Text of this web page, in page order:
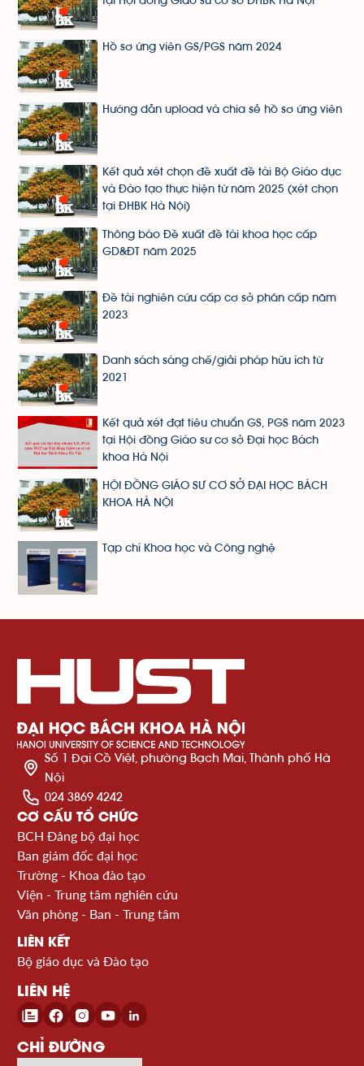
Hồ sơ ứng viên GS/PGS năm 2024
Hướng dẫn upload và chia sẻ hồ sơ ứng viên
Kết quả xét chọn đề xuất đề tài Bộ Giáo dục
và Đào tạo thực hiện từ năm 2025 (xét chọn
tại ĐHBK Hà Nội)
Thông báo Đề xuất đề tài khoa học cấp
GD&ĐT năm 2025
Đề tài nghiên cứu cấp cơ sở phân cấp năm
2023
Danh sách sáng chế/giải pháp hữu ích từ
2021
Kết quả xét đạt tiêu chuẩn GS, PGS năm 2023
tại Hội đồng Giáo sư cơ sở Đại học Bách
khoa Hà Nội
HỘI ĐỒNG GIÁO SƯ CƠ SỞ ĐẠI HỌC BÁCH
KHOA HÀ NỘI
Tạp chí Khoa học và Công nghệ
Số 1 Đại Cồ Việt, phường Bạch Mai, Thành phố Hà
Nội
024 3869 4242
CƠ CẤU TỔ CHỨC
BCH Đảng bộ đại học
Ban giám đốc đại học
Trường - Khoa đào tạo
Viện - Trung tâm nghiên cứu
Văn phòng - Ban - Trung tâm
LIÊN KẾT
Bộ giáo dục và Đào tạo
LIÊN HỆ
CHỈ ĐƯỜNG